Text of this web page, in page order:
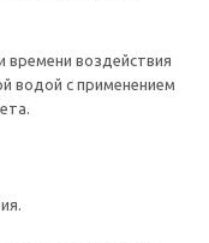
времени воздействия
водой с применением